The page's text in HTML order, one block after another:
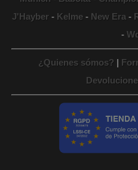
J'Hayber- Kelme- New Era-
-
¿Quienes sómos?